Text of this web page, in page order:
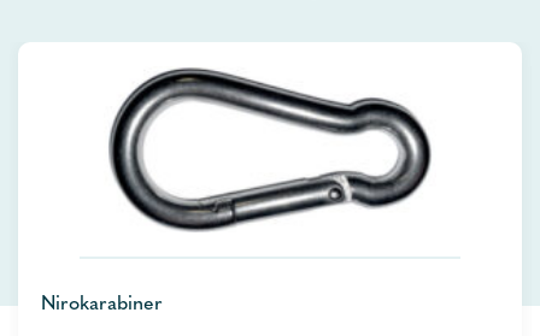
Nirokarabiner